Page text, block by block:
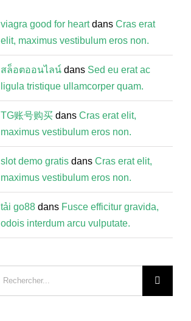
viagra good for heartdans Cras erat
elit, maximus vestibulum eros non.
สล็อตออนไลน์dans Sed eu erat ac
ligula tristique ullamcorper quam.
TG账号购买dans Cras erat elit,
maximus vestibulum eros non.
slot demo gratisdans Cras erat elit,
maximus vestibulum eros non.
t​ả​i ​go88dans Fusce efficitur gravida,
odois interdum arcu vulputate.